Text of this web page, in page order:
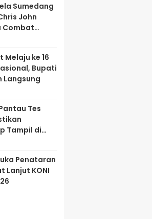
Sumedang
John
Combat
Melaju ke 16
Bupati
Langsung
Tes
Tampil di
Penataran
Lanjut KONI